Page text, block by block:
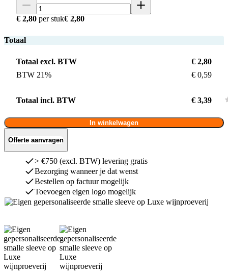
€ 2,80 per stuk€ 2,80
Totaal
Totaal excl. BTW
€ 2,80
BTW 21%
€ 0,59
Totaal incl. BTW € 3,39
In winkelwagen
Offerte aanvragen
> €750 (excl. BTW) levering gratis
Bezorging wanneer je dat wenst
Bestellen op factuur mogelijk
Toevoegen eigen logo mogelijk